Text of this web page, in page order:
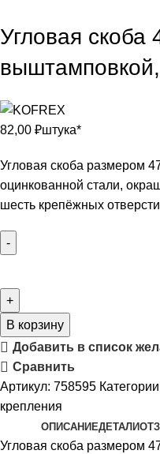
Угловая скоба
82,00 ₽штука*
Угловая скоба размером
оцинкованной стали,
шесть крепёжных
В корзину
Добавить в список
Сравнить
Артикул: 758595
крепления
ОПИСАНИЕДЕТАЛИ
Угловая скоба размером